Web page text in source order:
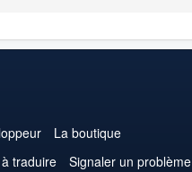
La boutique
traduire Signaler un problème